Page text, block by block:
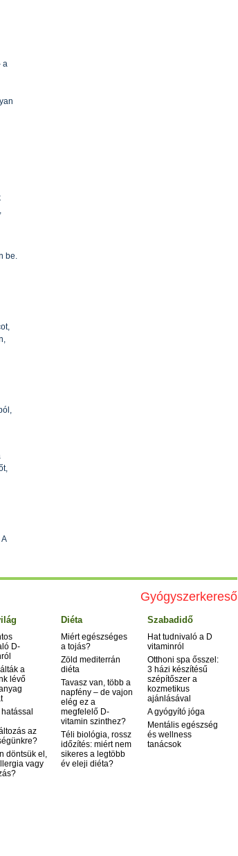
a
be.
Gyógyszerkereső
D-
a
lévő
az
döntsük el,
vagy
Diéta
Miért egészséges
a tojás?
Zöld mediterrán
diéta
Tavasz van, több a
napfény – de vajon
elég ez a
megfelelő D-
vitamin szinthez?
Téli biológia, rossz
időzítés: miért nem
sikeres a legtöbb
év eleji diéta?
Szabadidő
Hat tudnivaló a D
vitaminról
Otthoni spa ősszel:
3 házi készítésű
szépítőszer a
kozmetikus
ajánlásával
A gyógyító jóga
Mentális egészség
és wellness
tanácsok